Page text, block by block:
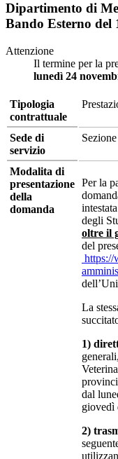
Dipartimento di
Bando Esterno del
Attenzione
Il termine per la
lunedì 24
Tipologia
contrattuale
Sede di
servizio
Modalita di
presentazione
della
domanda
Per la
degli
oltre il
del
https://
La
1)
dal
giovedì
2)